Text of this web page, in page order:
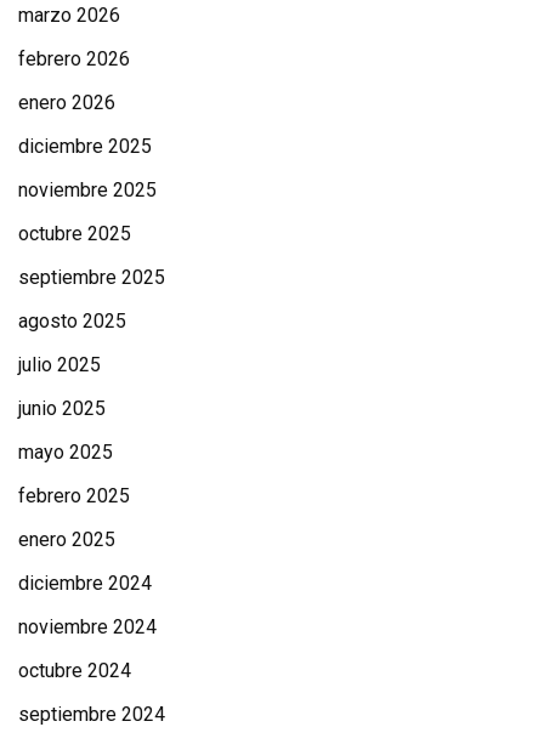
marzo 2026
febrero 2026
enero 2026
diciembre 2025
noviembre 2025
octubre 2025
septiembre 2025
agosto 2025
julio 2025
junio 2025
mayo 2025
febrero 2025
enero 2025
diciembre 2024
noviembre 2024
octubre 2024
septiembre 2024